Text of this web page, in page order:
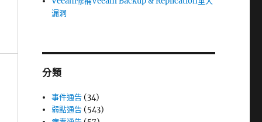
漏洞
分類
事件通告 (34)
弱點通告 (543)